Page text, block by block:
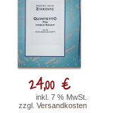
24,00 €
inkl. 7 % MwSt.
zzgl. Versandkosten